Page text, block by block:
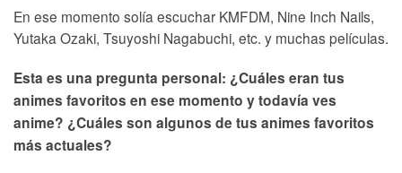
En ese momento solía escuchar KMFDM, Nine Inch Nails,
Yutaka Ozaki, Tsuyoshi Nagabuchi, etc. y muchas películas.
Esta es una pregunta personal: ¿Cuáles eran tus
animes favoritos en ese momento y todavía ves
anime? ¿Cuáles son algunos de tus animes favoritos
más actuales?